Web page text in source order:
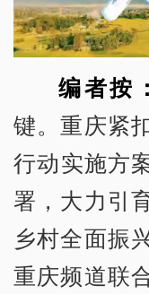
编者按：
键。重庆紧
行动实施方
署，大力引
乡村全面振
重庆频道联